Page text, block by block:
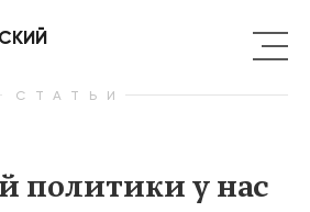
СТАТЬИ
политики у нас